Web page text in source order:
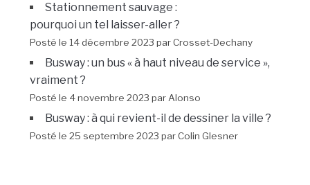
Stationnement sauvage :
pourquoi un tel laisser-aller ?
Posté le 14 décembre 2023 par Crosset-Dechany
Busway : un bus « à haut niveau de service »,
vraiment ?
Posté le 4 novembre 2023 par Alonso
Busway : à qui revient-il de dessiner la ville ?
Posté le 25 septembre 2023 par Colin Glesner